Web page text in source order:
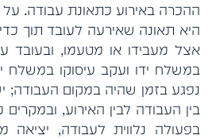
ההכרה באירוע כתאונת עבודה. על
היא תאונה שאירעה לעובד תוך
אצל מעבידו או מטעמו, ובעובד
במשלח ידו ועקב עיסוקו במשלח
נפגע בזמן שהיה במקום העבודה;
בין העבודה לבין האירוע,
בפעולה נלווית לעבודה,